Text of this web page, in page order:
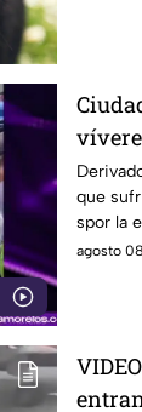
la
que
spor la
agosto